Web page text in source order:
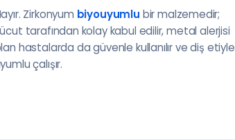
Zirkonyum biyouyumlu bir malzemedir;
tarafından kolay kabul edilir, metal alerjisi
hastalarda da güvenle kullanılır ve diş etiyle
çalışır.